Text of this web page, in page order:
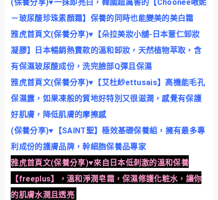
(保養分享)♥一抹即亮白，韓國超厲害的【Choonee啾妮
－玻尿酸珍珠素顏霜】保養的同時也能變美的美白霜
雅虎首頁文(保養分享)♥【朵拉美妝小舖-日本薏仁卸妝
凝膠】日本暢銷熱賣款的溫和卸妝，天然植物萃取，含
有保濕玻尿酸成份，洗完臉部Q彈且保濕
雅虎首頁文(保養分享)♥【艾杜紗ettusais】高機能毛孔
保濕露，如果凍般的質地好特別又很滋潤，感覺有保護
好肌膚，降低肌膚的摩擦感
(保養分享)♥【SAINT聖】極效基礎保養組，擁有最多專
利成份的護膚品牌，幹細胞保養品專家
雅虎首頁文(保養分享)♥來自日本低刺激的溫和保養
【freeplus】，溫和淨潤皂霜，保濕修護化粧水，讓你
的肌膚水潤且透亮